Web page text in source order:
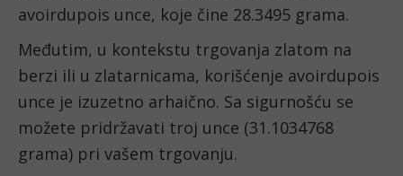
avoirdupois unce, koje čine 28.3495 grama.
Međutim, u kontekstu trgovanja zlatom na
berzi ili u zlatarnicama, korišćenje avoirdupois
unce je izuzetno arhaično. Sa sigurnošću se
možete pridržavati troj unce (31.1034768
grama) pri vašem trgovanju.